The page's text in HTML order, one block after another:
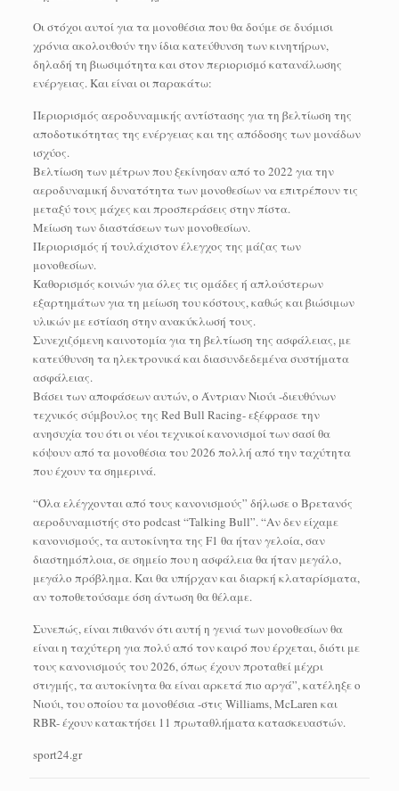
Οι στόχοι αυτοί για τα μονοθέσια που θα δούμε σε δυόμισι
χρόνια ακολουθούν την ίδια κατεύθυνση των κινητήρων,
δηλαδή τη βιωσιμότητα και στον περιορισμό κατανάλωσης
ενέργειας. Και είναι οι παρακάτω:
Περιορισμός αεροδυναμικής αντίστασης για τη βελτίωση της
αποδοτικότητας της ενέργειας και της απόδοσης των μονάδων
ισχύος.
Βελτίωση των μέτρων που ξεκίνησαν από το 2022 για την
αεροδυναμική δυνατότητα των μονοθεσίων να επιτρέπουν τις
μεταξύ τους μάχες και προσπεράσεις στην πίστα.
Μείωση των διαστάσεων των μονοθεσίων.
Περιορισμός ή τουλάχιστον έλεγχος της μάζας των
μονοθεσίων.
Καθορισμός κοινών για όλες τις ομάδες ή απλούστερων
εξαρτημάτων για τη μείωση του κόστους, καθώς και βιώσιμων
υλικών με εστίαση στην ανακύκλωσή τους.
Συνεχιζόμενη καινοτομία για τη βελτίωση της ασφάλειας, με
κατεύθυνση τα ηλεκτρονικά και διασυνδεδεμένα συστήματα
ασφάλειας.
Βάσει των αποφάσεων αυτών, ο Άντριαν Νιούι -διευθύνων
τεχνικός σύμβουλος της Red Bull Racing- εξέφρασε την
ανησυχία του ότι οι νέοι τεχνικοί κανονισμοί των σασί θα
κόψουν από τα μονοθέσια του 2026 πολλή από την ταχύτητα
που έχουν τα σημερινά.
“Όλα ελέγχονται από τους κανονισμούς” δήλωσε ο Βρετανός
αεροδυναμιστής στο podcast “Talking Bull”. “Αν δεν είχαμε
κανονισμούς, τα αυτοκίνητα της F1 θα ήταν γελοία, σαν
διαστημόπλοια, σε σημείο που η ασφάλεια θα ήταν μεγάλο,
μεγάλο πρόβλημα. Και θα υπήρχαν και διαρκή κλαταρίσματα,
αν τοποθετούσαμε όση άντωση θα θέλαμε.
Συνεπώς, είναι πιθανόν ότι αυτή η γενιά των μονοθεσίων θα
είναι η ταχύτερη για πολύ από τον καιρό που έρχεται, διότι με
τους κανονισμούς του 2026, όπως έχουν προταθεί μέχρι
στιγμής, τα αυτοκίνητα θα είναι αρκετά πιο αργά”, κατέληξε ο
Νιούι, του οποίου τα μονοθέσια -στις Williams, McLaren και
RBR- έχουν κατακτήσει 11 πρωταθλήματα κατασκευαστών.
sport24.gr